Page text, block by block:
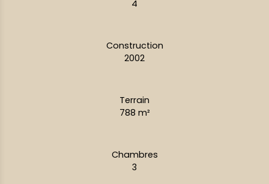
4
Construction
2002
Terrain
788 m²
Chambres
3